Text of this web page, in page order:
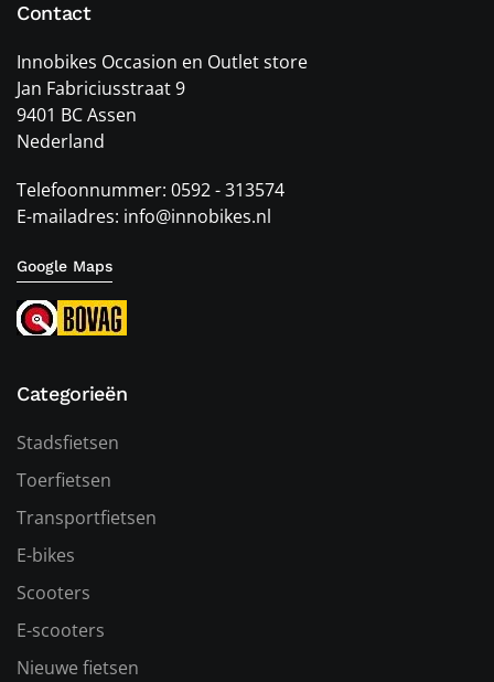
Contact
Innobikes Occasion en Outlet store
Jan Fabriciusstraat 9
9401 BC Assen
Nederland
Telefoonnummer: 0592 - 313574
E-mailadres: info@innobikes.nl
Google Maps
Categorieën
Stadsfietsen
Toerfietsen
Transportfietsen
E-bikes
Scooters
E-scooters
Nieuwe fietsen